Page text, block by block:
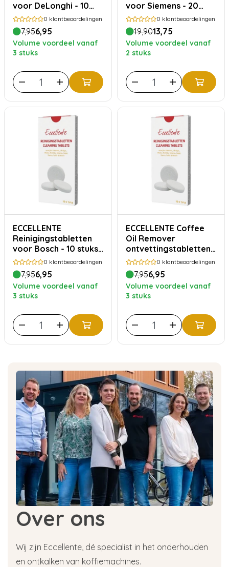
voor DeLonghi - 10
stuks
0 klantbeoordelingen
7,956,95
Volume voordeel vanaf
3 stuks
voor Siemens - 20
stuks
0 klantbeoordelingen
19,9013,75
Volume voordeel vanaf
2 stuks
ECCELLENTE
Reinigingstabletten
voor Bosch - 10 stuks
TCZ8001 | TCZ6001
0 klantbeoordelingen
7,956,95
Volume voordeel vanaf
3 stuks
ECCELLENTE Coffee
Oil Remover
ontvettingstabletten
voor Saeco Philips - 10
stuks
0 klantbeoordelingen
7,956,95
Volume voordeel vanaf
3 stuks
Over ons
Wij zijn Eccellente, dé specialist in het onderhouden
en ontkalken van koffiemachines.